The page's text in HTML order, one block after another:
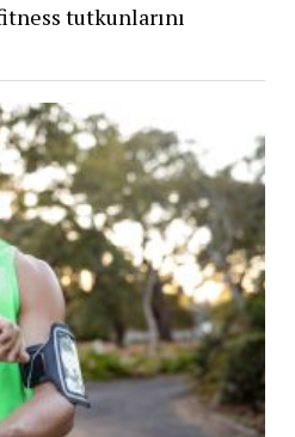
tutkunlarını